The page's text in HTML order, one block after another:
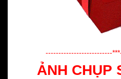
--------------------------
ẢNH CHỤP